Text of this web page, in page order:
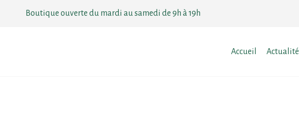
Boutique ouverte du mardi au samedi de 9h à 19h
Accueil Actualité